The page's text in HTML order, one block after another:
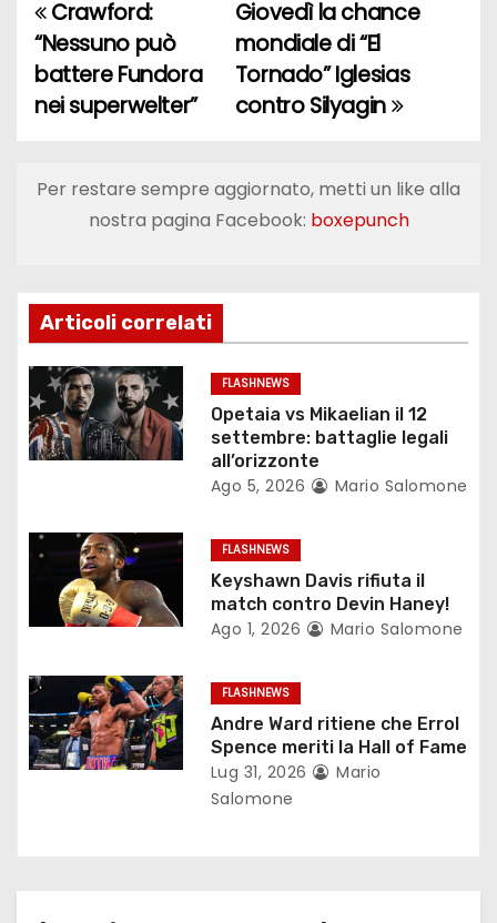
N
a
v
g
z
i
o
n
a
t
i
c
o
Giovedì la chance
mondiale di “El
Tornado” Iglesias
contro Silyagin
Crawford:
“Nessuno può
battere Fundora
nei superwelter”
Per restare sempre aggiornato, metti un like alla
nostra pagina Facebook: boxepunch
Articoli correlati
FLASHNEWS
Opetaia vs Mikaelian il 12
settembre: battaglie legali
all’orizzonte
Ago 5, 2026 Mario Salomone
FLASHNEWS
Keyshawn Davis rifiuta il
match contro Devin Haney!
Ago 1, 2026 Mario Salomone
FLASHNEWS
Andre Ward ritiene che Errol
Spence meriti la Hall of Fame
Lug 31, 2026
Mario
Salomone